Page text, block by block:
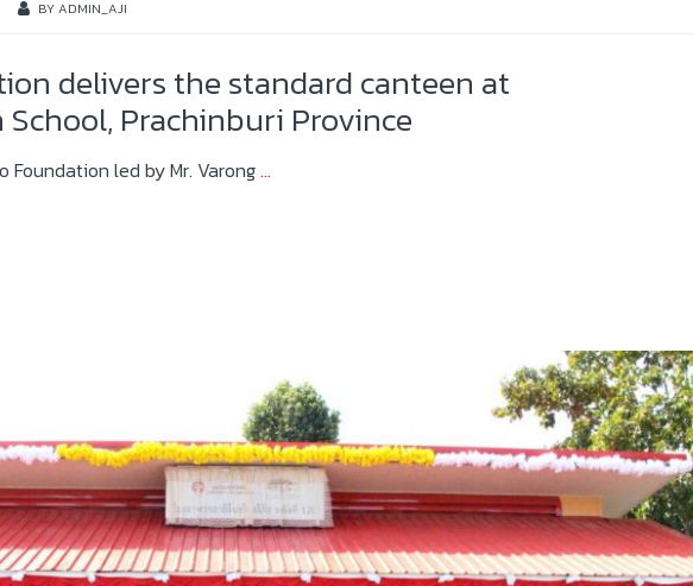
BYADMIN_AJI
delivers the standard canteen at
Prachinburi Province
Foundation led by Mr. Varong…